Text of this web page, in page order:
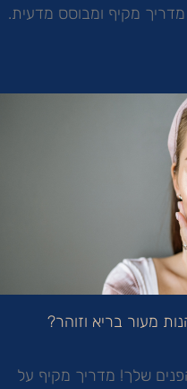
מדריך מקיף ומבוסס מדעית.
מעור בריא וזוהר?
שלך! מדריך מקיף על